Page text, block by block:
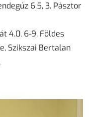
6.5, 3. Pásztor
4.0, 6-9. Földes
Szikszai Bertalan